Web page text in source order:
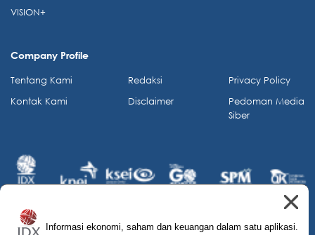
Informasi ekonomi, saham dan keuangan dalam satu aplikasi.
VISION+
Company Profile
Tentang Kami
Kontak Kami
Redaksi
Disclaimer
Privacy Policy
Pedoman Media
Siber
© 2026 IDX Channel. All Rights Reserved.